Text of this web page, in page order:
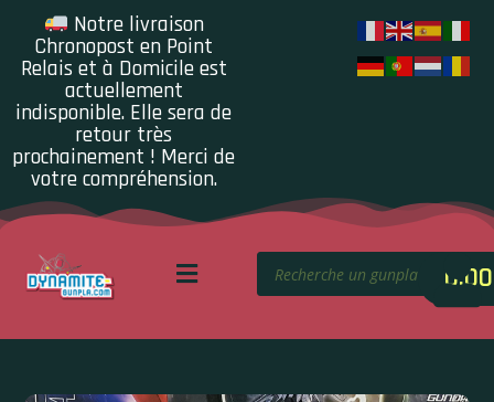
Notre livraison
Chronopost en Point
Relais et à Domicile est
actuellement
indisponible. Elle sera de
retour très
prochainement ! Merci de
votre compréhension.
0.00